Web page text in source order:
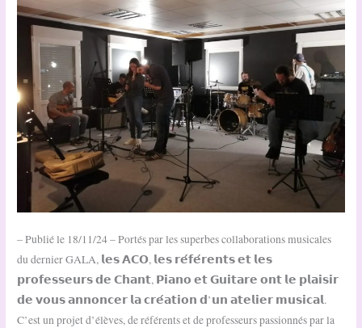
– Publié le 18/11/24 – Portés par les superbes collaborations musicales
du dernier GALA, 𝗹𝗲𝘀 𝗔𝗖𝗢, 𝗹𝗲𝘀 𝗿𝗲́𝗳𝗲́𝗿𝗲𝗻𝘁𝘀 𝗲𝘁 𝗹𝗲𝘀
𝗽𝗿𝗼𝗳𝗲𝘀𝘀𝗲𝘂𝗿𝘀 𝗱𝗲 𝗖𝗵𝗮𝗻𝘁, 𝗣𝗶𝗮𝗻𝗼 𝗲𝘁 𝗚𝘂𝗶𝘁𝗮𝗿𝗲 𝗼𝗻𝘁 𝗹𝗲 𝗽𝗹𝗮𝗶𝘀𝗶𝗿
𝗱𝗲 𝘃𝗼𝘂𝘀 𝗮𝗻𝗻𝗼𝗻𝗰𝗲𝗿 𝗹𝗮 𝗰𝗿𝗲́𝗮𝘁𝗶𝗼𝗻 𝗱’𝘂𝗻 𝗮𝘁𝗲𝗹𝗶𝗲𝗿 𝗺𝘂𝘀𝗶𝗰𝗮𝗹.
C’est un projet d’élèves, de référents et de professeurs passionnés par la